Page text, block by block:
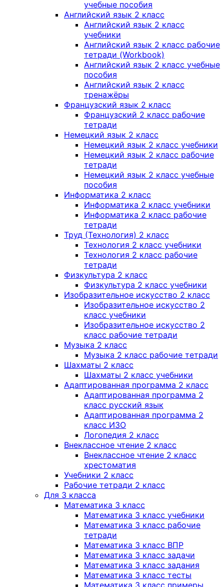
учебные пособия
Английский язык 2 класс
Английский язык 2 класс
учебники
Английский язык 2 класс рабочие
тетради (Workbook)
Английский язык 2 класс учебные
пособия
Английский язык 2 класс
тренажёры
Французский язык 2 класс
Французский 2 класс рабочие
тетради
Немецкий язык 2 класс
Немецкий язык 2 класс учебники
Немецкий язык 2 класс рабочие
тетради
Немецкий язык 2 класс учебные
пособия
Информатика 2 класс
Информатика 2 класс учебники
Информатика 2 класс рабочие
тетради
Труд (Технология) 2 класс
Технология 2 класс учебники
Технология 2 класс рабочие
тетради
Физкультура 2 класс
Физкультура 2 класс учебники
Изобразительное искусство 2 класс
Изобразительное искусство 2
класс учебники
Изобразительное искусство 2
класс рабочие тетради
Музыка 2 класс
Музыка 2 класс рабочие тетради
Шахматы 2 класс
Шахматы 2 класс учебники
Адаптированная программа 2 класс
Адаптированная программа 2
класс русский язык
Адаптированная программа 2
класс ИЗО
Логопедия 2 класс
Внеклассное чтение 2 класс
Внеклассное чтение 2 класс
хрестоматия
Учебники 2 класс
Рабочие тетради 2 класс
Для 3 класса
Математика 3 класс
Математика 3 класс учебники
Математика 3 класс рабочие
тетради
Математика 3 класс ВПР
Математика 3 класс задачи
Математика 3 класс задания
Математика 3 класс тесты
Математика 3 класс примеры